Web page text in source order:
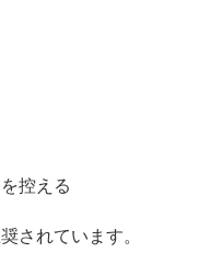
控える
されています。